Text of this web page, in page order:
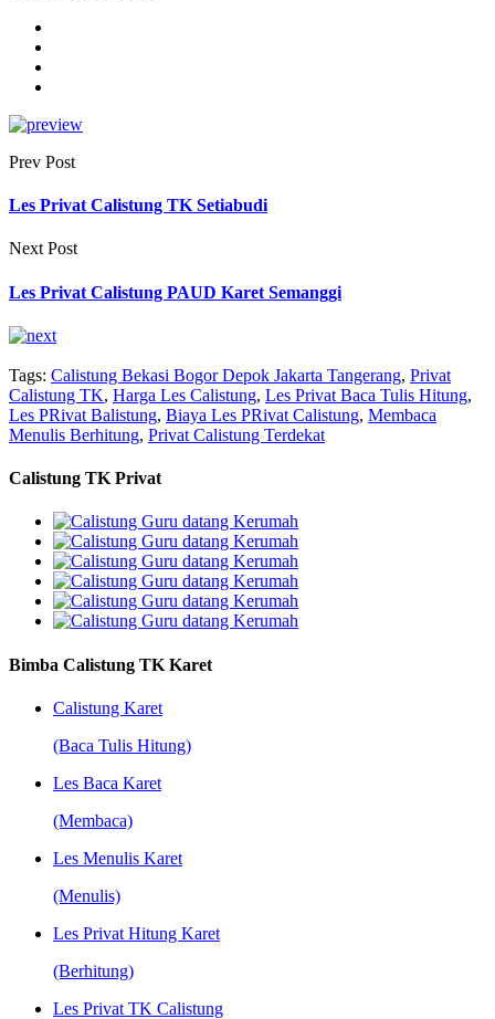
Prev Post
Les Privat Calistung TK Setiabudi
Next Post
Les Privat Calistung PAUD Karet Semanggi
Tags: Calistung Bekasi Bogor Depok Jakarta Tangerang, Privat
Calistung TK, Harga Les Calistung, Les Privat Baca Tulis Hitung,
Les PRivat Balistung, Biaya Les PRivat Calistung, Membaca
Menulis Berhitung, Privat Calistung Terdekat
Calistung TK Privat
Bimba Calistung TK Karet
Calistung Karet
(Baca Tulis Hitung)
Les Baca Karet
(Membaca)
Les Menulis Karet
(Menulis)
Les Privat Hitung Karet
(Berhitung)
Les Privat TK Calistung